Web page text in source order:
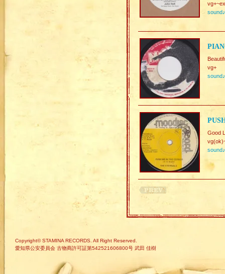
sound♪
vg+
sound♪
Good
sound♪
Copyright© STAMINA RECORDS. All Right Reserved.
愛知県公安委員会 古物商許可証第542521606800号 武田 佳樹